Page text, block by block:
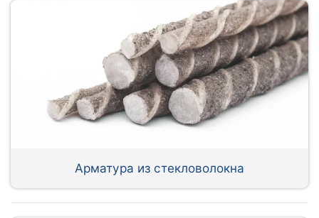
Арматура из стекловолокна